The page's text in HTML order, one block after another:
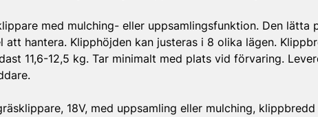
med mulching- eller uppsamlingsfunktion. Den lätta
att hantera. Klipphöjden kan justeras i 8 olika lägen.
11,6-12,5 kg. Tar minimalt med plats vid förvaring.
18V, med uppsamling eller mulching,